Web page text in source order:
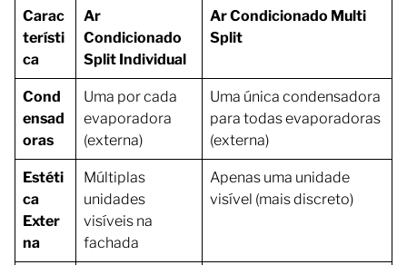
Carac
terísti
ca
Ar
Condicionado
Split Individual
Ar Condicionado Multi
Split
Cond
ensad
oras
Uma por cada
evaporadora
(externa)
Uma única condensadora
para todas evaporadoras
(externa)
Estéti
ca
Exter
na
Múltiplas
unidades
visíveis na
fachada
Apenas uma unidade
visível (mais discreto)